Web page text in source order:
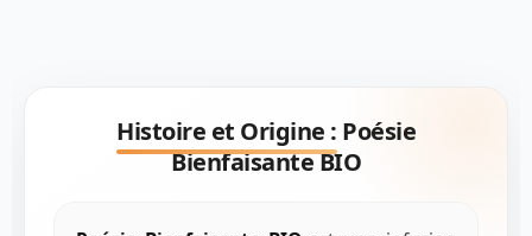
Histoire et Origine : Poésie
Bienfaisante BIO